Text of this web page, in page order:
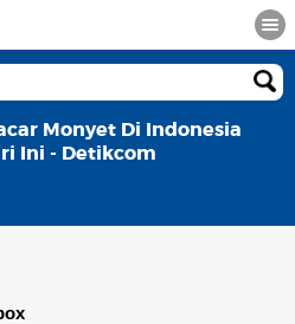
Monyet Di Indonesia
Ini - Detikcom